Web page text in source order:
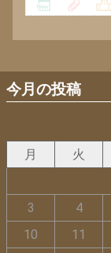
今月の投稿
月
火
3
4
10
11